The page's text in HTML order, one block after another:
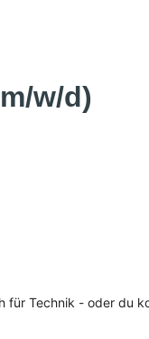
w/d)
Technik - oder